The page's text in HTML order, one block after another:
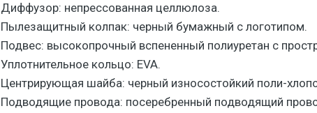
Диффузор: непрессованная целлюлоза.
Пылезащитный колпак: черный бумажный с логотипом.
Подвес: высокопрочный вспененный полиуретан с
Уплотнительное кольцо: EVA.
Центрирующая шайба: черный износостойкий поли-
Подводящие провода: посеребренный подводящий